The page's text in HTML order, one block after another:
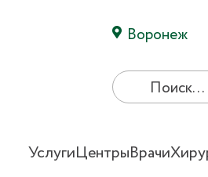
Воронеж
УслугиЦентрыВрачи